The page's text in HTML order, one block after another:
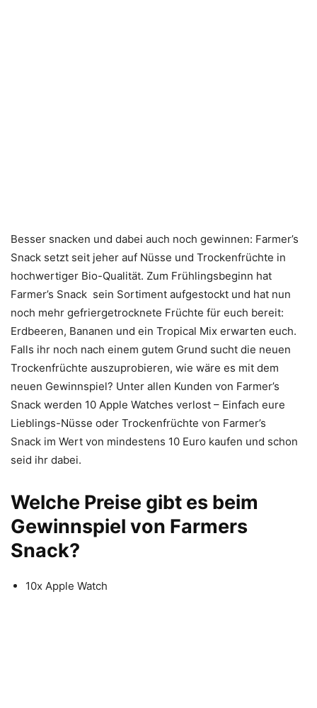
Besser snacken und dabei auch noch gewinnen: Farmer’s
Snack setzt seit jeher auf Nüsse und Trockenfrüchte in
hochwertiger Bio-Qualität. Zum Frühlingsbeginn hat
Farmer’s Snack sein Sortiment aufgestockt und hat nun
noch mehr gefriergetrocknete Früchte für euch bereit:
Erdbeeren, Bananen und ein Tropical Mix erwarten euch.
Falls ihr noch nach einem gutem Grund sucht die neuen
Trockenfrüchte auszuprobieren, wie wäre es mit dem
neuen Gewinnspiel? Unter allen Kunden von Farmer’s
Snack werden 10 Apple Watches verlost – Einfach eure
Lieblings-Nüsse oder Trockenfrüchte von Farmer’s
Snack im Wert von mindestens 10 Euro kaufen und schon
seid ihr dabei.
Welche Preise gibt es beim
Gewinnspiel von Farmers
Snack?
10x Apple Watch